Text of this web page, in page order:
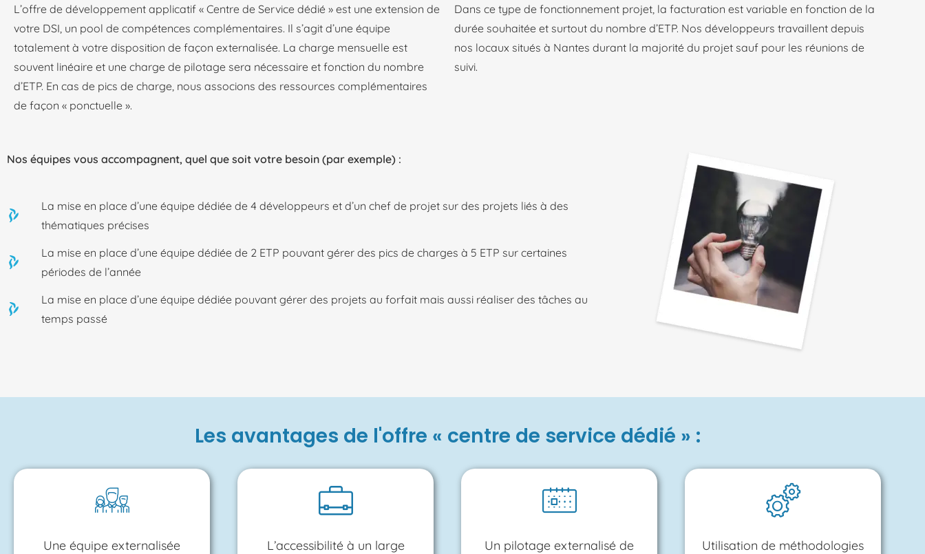
L’offre de développement applicatif « Centre de Service dédié » est une extension de
votre DSI, un pool de compétences complémentaires. Il s’agit d’une équipe
totalement à votre disposition de façon externalisée. La charge mensuelle est
souvent linéaire et une charge de pilotage sera nécessaire et fonction du nombre
d’ETP. En cas de pics de charge, nous associons des ressources complémentaires
de façon « ponctuelle ».
Dans ce type de fonctionnement projet, la facturation est variable en fonction de la
durée souhaitée et surtout du nombre d’ETP. Nos développeurs travaillent depuis
nos locaux situés à Nantes durant la majorité du projet sauf pour les réunions de
suivi.
Nos équipes vous accompagnent, quel que soit votre besoin (par exemple) :
La mise en place d’une équipe dédiée de 4 développeurs et d’un chef de projet sur des projets liés à des
thématiques précises
La mise en place d’une équipe dédiée de 2 ETP pouvant gérer des pics de charges à 5 ETP sur certaines
périodes de l’année
La mise en place d’une équipe dédiée pouvant gérer des projets au forfait mais aussi réaliser des tâches au
temps passé
Les avantages de l'offre « centre de service dédié » :
Une équipe externalisée
L’accessibilité à un large
Un pilotage externalisé de
Utilisation de méthodologies